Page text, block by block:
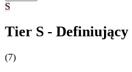
S
Tier S - Definiujący
(7)